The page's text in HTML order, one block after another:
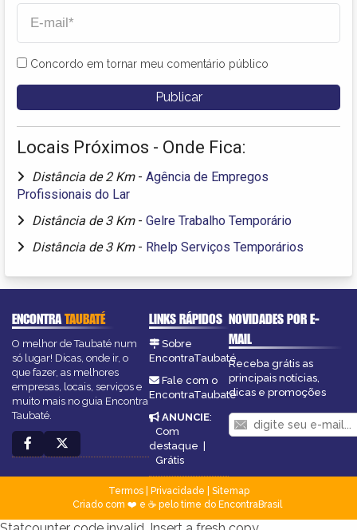
Concordo em tornar meu comentário público
Locais Próximos - Onde Fica:
Distância de 2 Km - Agência de Empregos
Profissionais do Lar
Distância de 3 Km - Gelre Trabalho Temporário
Distância de 3 Km - Rhelp Serviços Temporários
ENCONTRATAUBATÉ
O melhor de Taubaté num
só lugar! Dicas, onde ir, o
que fazer, as melhores
empresas, locais, serviços e
muito mais no guia Encontra
Taubaté.
LINKS RÁPIDOS
Sobre
EncontraTaubaté
Fale com o
EncontraTaubaté
ANUNCIE:
Com
destaque |
Grátis
NOVIDADES POR E-
MAIL
Receba grátis as
principais notícias,
dicas e promoções
Termos| Privacidade
Sitemap
Criado com ❤️ e ☕ pelo time do EncontraBrasil